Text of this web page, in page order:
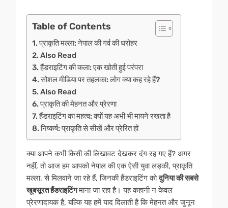
Table of Contents
प्राकृति मल्ला: नेपाल की गर्व की धरोहर
Also Read
हैंडराइटिंग की कला: एक खोती हुई परंपरा
सोशल मीडिया पर तहलका: लोग क्या कह रहे हैं?
Also Read
प्राकृति की मेहनत और प्रेरणा
हैंडराइटिंग का महत्व: क्यों यह अभी भी मायने रखता है
निष्कर्ष: प्राकृति से सीखें और प्रेरित हों
क्या आपने कभी किसी की लिखावट देखकर दंग रह गए हैं? अगर
नहीं, तो आज हम आपको नेपाल की एक ऐसी युवा लड़की, प्राकृति
मल्ला, से मिलवाने जा रहे हैं, जिनकी हैंडराइटिंग कोदुनियाकीसबसे
खूबसूरत हैंडराइटिंगमाना जा रहा है। यह कहानी न केवल
प्रेरणादायक है, बल्कि यह हमें याद दिलाती है कि मेहनत और जुनून